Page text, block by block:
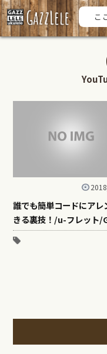
誰でも簡単コードにアレ
きる裏技！/u-フレット/